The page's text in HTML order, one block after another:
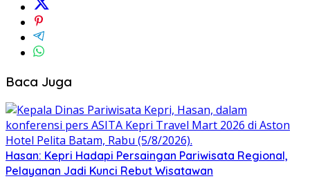
Baca Juga
Hasan: Kepri Hadapi Persaingan Pariwisata Regional,
Pelayanan Jadi Kunci Rebut Wisatawan